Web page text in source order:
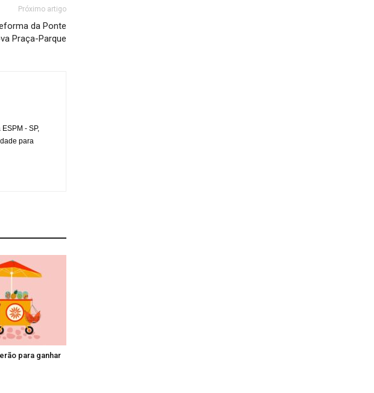
Próximo artigo
da Ponte
Praça-Parque
- SP,
para
para ganhar